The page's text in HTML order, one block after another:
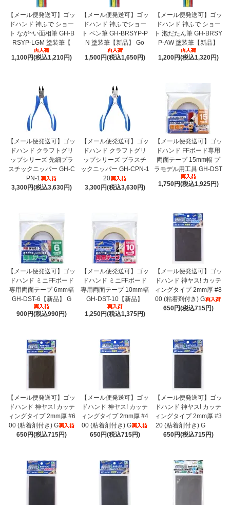
【メール便発送可】ゴッ
ドハンド 神ふで ショー
ト なが~い面相筆 GH-B
RSYP-LGM 塗装筆【
1,100円(税込1,210円)
【メール便発送可】ゴッ
ドハンド 神ふでショー
ト ペン筆 GH-BRSYP-P
N 塗装筆【新品】 Go
1,500円(税込1,650円)
【メール便発送可】ゴッ
ドハンド 神ふで ショー
ト 泡だたん筆 GH-BRSY
P-AW 塗装筆【新品】
1,200円(税込1,320円)
【メール便発送可】ゴッ
ドハンド クラフトグリ
ップシリーズ 先細プラ
スチックニッパー GH-C
PN-1
3,300円(税込3,630円)
【メール便発送可】ゴッ
ドハンド クラフトグリ
ップシリーズ プラスチ
ックニッパー GH-CPN-1
20
3,300円(税込3,630円)
【メール便発送可】ゴッ
ドハンド FFボード専用
両面テープ 15mm幅 プ
ラモデル用工具 GH-DST
1,750円(税込1,925円)
【メール便発送可】ゴッ
ドハンド ミニFFボード
専用両面テープ 6mm幅
GH-DST-6【新品】 G
900円(税込990円)
【メール便発送可】ゴッ
ドハンド ミニFFボード
専用両面テープ 10mm幅
GH-DST-10【新品】
1,250円(税込1,375円)
【メール便発送可】ゴッ
ドハンド 神ヤス! カッテ
ィングタイプ 2mm厚 #8
00 (粘着剤付き) G
650円(税込715円)
【メール便発送可】ゴッ
ドハンド 神ヤス! カッテ
ィングタイプ 2mm厚 #6
00 (粘着剤付き) G
650円(税込715円)
【メール便発送可】ゴッ
ドハンド 神ヤス! カッテ
ィングタイプ 2mm厚 #4
00 (粘着剤付き) G
650円(税込715円)
【メール便発送可】ゴッ
ドハンド 神ヤス! カッテ
ィングタイプ 2mm厚 #3
20 (粘着剤付き) G
650円(税込715円)